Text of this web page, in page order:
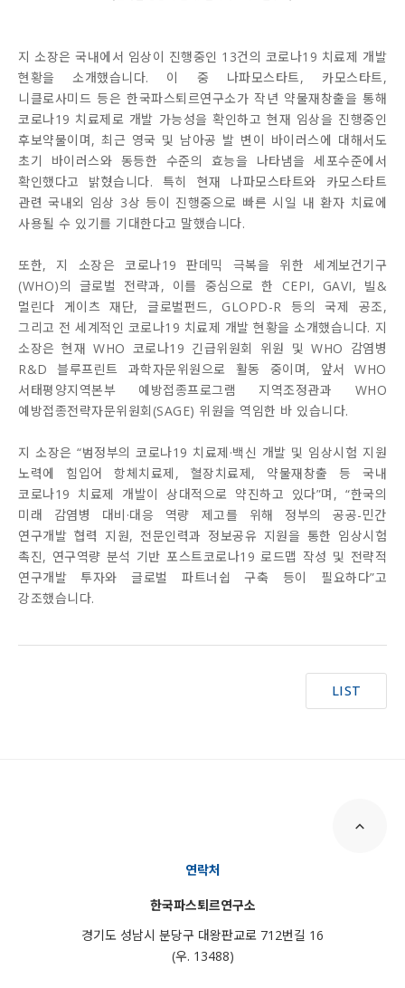
지 소장은 국내에서 임상이 진행중인 13건의 코로나19 치료제 개발
현황을 소개했습니다. 이 중 나파모스타트, 카모스타트,
니클로사미드 등은 한국파스퇴르연구소가 작년 약물재창출을 통해
코로나19 치료제로 개발 가능성을 확인하고 현재 임상을 진행중인
후보약물이며, 최근 영국 및 남아공 발 변이 바이러스에 대해서도
초기 바이러스와 동등한 수준의 효능을 나타냄을 세포수준에서
확인했다고 밝혔습니다. 특히 현재 나파모스타트와 카모스타트
관련 국내외 임상 3상 등이 진행중으로 빠른 시일 내 환자 치료에
사용될 수 있기를 기대한다고 말했습니다.
또한, 지 소장은 코로나19 판데믹 극복을 위한 세계보건기구
(WHO)의 글로벌 전략과, 이를 중심으로 한 CEPI, GAVI, 빌&
멀린다 게이츠 재단, 글로벌펀드, GLOPD-R 등의 국제 공조,
그리고 전 세계적인 코로나19 치료제 개발 현황을 소개했습니다. 지
소장은 현재 WHO 코로나19 긴급위원회 위원 및 WHO 감염병
R&D 블루프린트 과학자문위원으로 활동 중이며, 앞서 WHO
서태평양지역본부 예방접종프로그램 지역조정관과 WHO
예방접종전략자문위원회(SAGE) 위원을 역임한 바 있습니다.
지 소장은 “범정부의 코로나19 치료제·백신 개발 및 임상시험 지원
노력에 힘입어 항체치료제, 혈장치료제, 약물재창출 등 국내
코로나19 치료제 개발이 상대적으로 약진하고 있다”며, “한국의
미래 감염병 대비·대응 역량 제고를 위해 정부의 공공-민간
연구개발 협력 지원, 전문인력과 정보공유 지원을 통한 임상시험
촉진, 연구역량 분석 기반 포스트코로나19 로드맵 작성 및 전략적
연구개발 투자와 글로벌 파트너쉽 구축 등이 필요하다”고
강조했습니다.
LIST
연락처
한국파스퇴르연구소
경기도 성남시 분당구 대왕판교로 712번길 16
(우. 13488)